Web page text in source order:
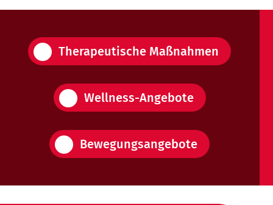
Therapeutische Maßnahmen
Wellness-Angebote
Bewegungsangebote